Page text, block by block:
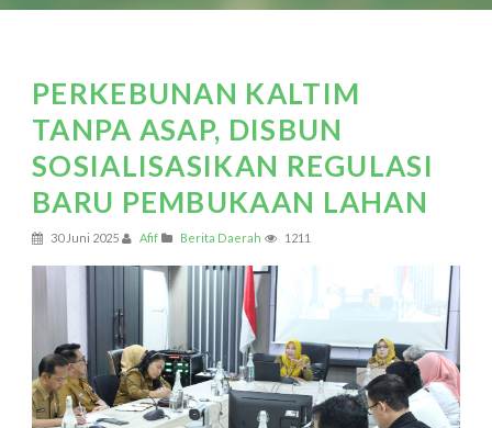
PERKEBUNAN KALTIM
TANPA ASAP, DISBUN
SOSIALISASIKAN REGULASI
BARU PEMBUKAAN LAHAN
30 Juni 2025 Afif Berita Daerah 1211